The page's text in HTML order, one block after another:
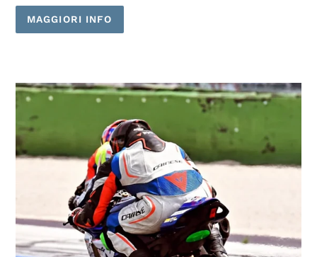
MAGGIORI INFO